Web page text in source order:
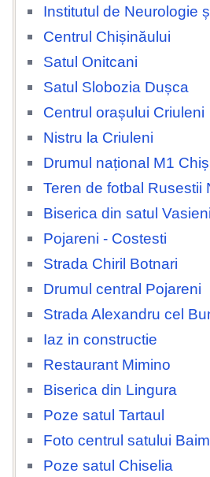
Institutul de Neurologie
Centrul Chișinăului
Satul Onitcani
Satul Slobozia Dușca
Centrul orașului Criuleni
Nistru la Criuleni
Drumul național M1
Teren de fotbal Rusestii
Biserica din satul
Pojareni - Costesti
Strada Chiril Botnari
Drumul central Pojareni
Strada Alexandru cel
Iaz in constructie
Restaurant Mimino
Biserica din Lingura
Poze satul Tartaul
Foto centrul satului
Poze satul Chiselia